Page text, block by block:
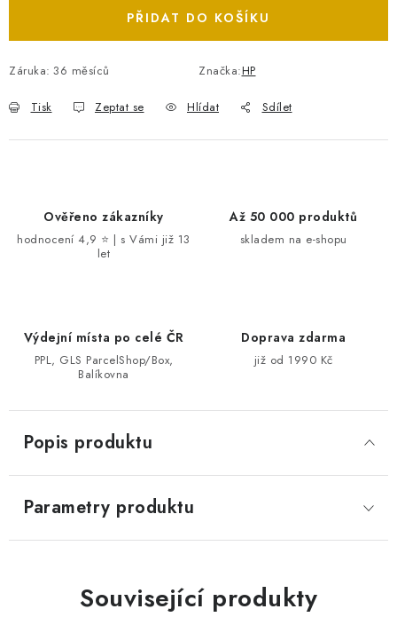
PŘIDAT DO KOŠÍKU
Záruka: 36 měsíců Značka:HP
Tisk Zeptat se Hlídat Sdílet
Ověřeno zákazníky
hodnocení 4,9 ⭐ | s Vámi již 13
let
Až 50 000 produktů
skladem na e-shopu
Výdejní místa po celé ČR
PPL, GLS ParcelShop/Box,
Balíkovna
Doprava zdarma
již od 1990 Kč
Popis produktu
Parametry produktu
Související produkty